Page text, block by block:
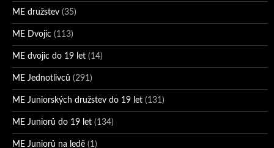
ME družstev (35)
ME Dvojic (113)
ME dvojic do 19 let (14)
ME Jednotlivců (291)
ME Juniorských družstev do 19 let (131)
ME Juniorů do 19 let (134)
ME Juniorů na ledě (1)